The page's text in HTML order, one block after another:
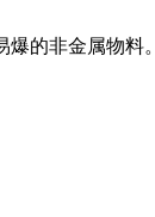
的非金属物料